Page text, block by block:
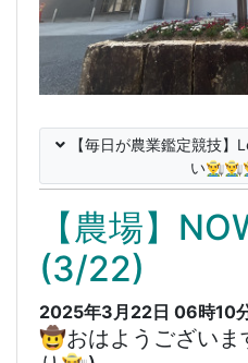
【毎日が農業鑑定競技】
い
【農場】
(3/22)
2025年3月22日 06時10
🤠おはようございま